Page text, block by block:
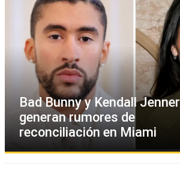
Bad Bunny y Kendall Jenner
generan rumores de
reconciliación en Miami